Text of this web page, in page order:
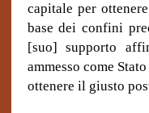
capitale per
base dei confini
[suo] supporto
ammesso come
ottenere il giusto